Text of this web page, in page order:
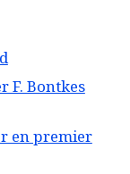
F. Bontkes
en premier